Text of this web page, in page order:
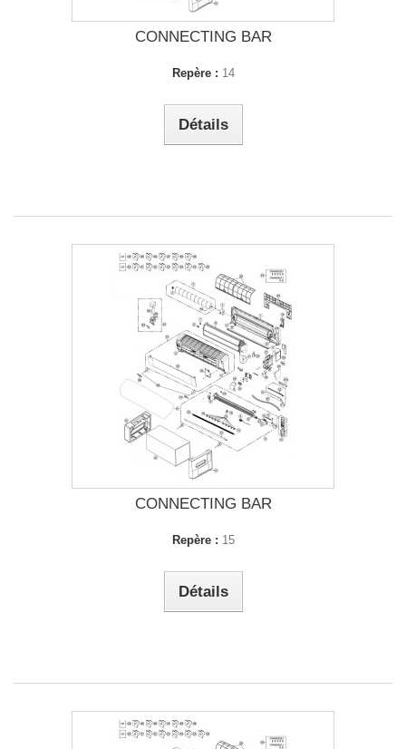
CONNECTING BAR
Repère : 14
Détails
CONNECTING BAR
Repère : 15
Détails